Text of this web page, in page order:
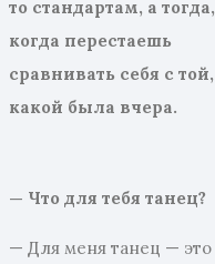
то стандартам, а тогда,
когда перестаешь
сравнивать себя с той,
какой была вчера.
— Что для тебя танец?
— Для меня танец — это